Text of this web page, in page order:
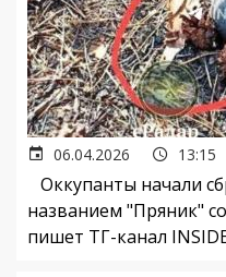
06.04.2026 13:15
Оккупанты начали
названием "Пряник"
пишет ТГ-канал